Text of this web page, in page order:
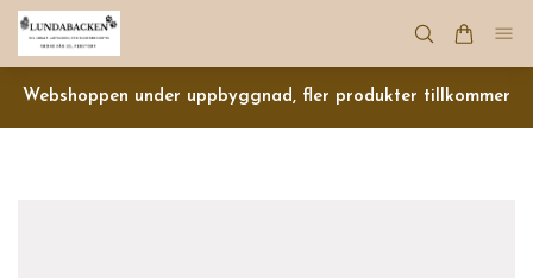
Webshoppen under uppbyggnad, fler produkter tillkommer